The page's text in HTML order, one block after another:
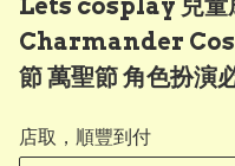
Lets cosplay 兒童
Charmander
節 萬聖節 角色扮演
店取，順豐到付